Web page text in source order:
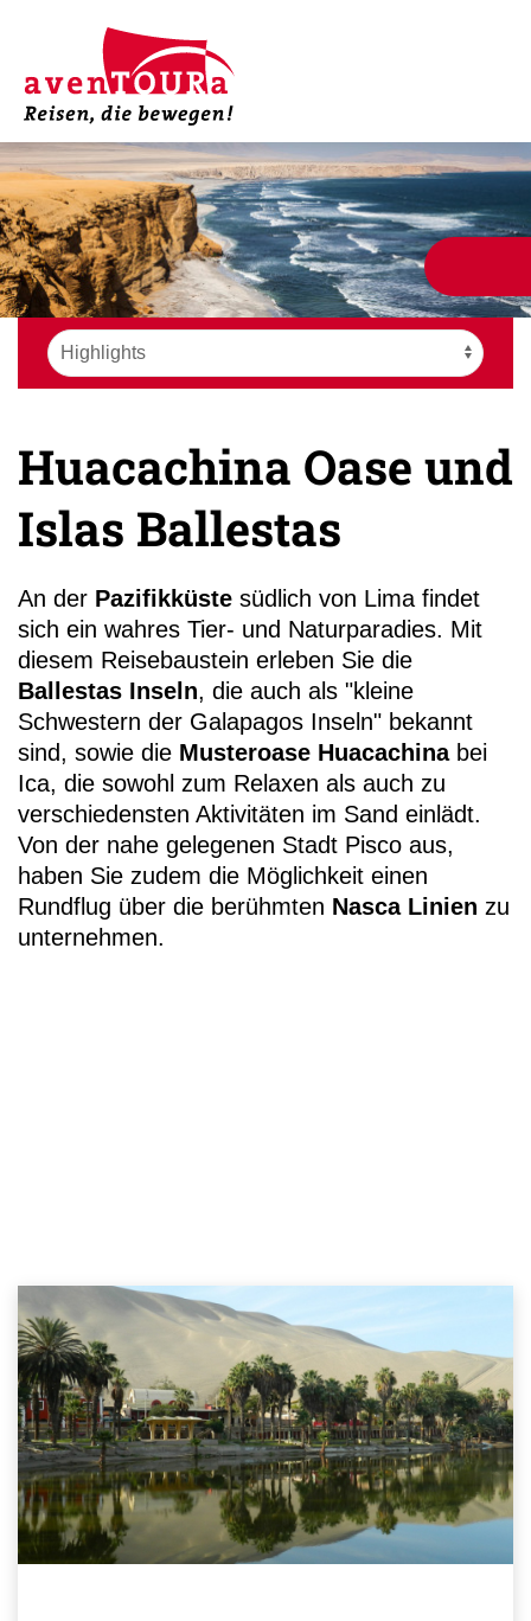
Huacachina Oase und
Islas Ballestas
An der Pazifikküste südlich von Lima findet
sich ein wahres Tier- und Naturparadies. Mit
diesem Reisebaustein erleben Sie die
Ballestas Inseln, die auch als "kleine
Schwestern der Galapagos Inseln" bekannt
sind, sowie die Musteroase Huacachinabei
Ica, die sowohl zum Relaxen als auch zu
verschiedensten Aktivitäten im Sand einlädt.
Von der nahe gelegenen Stadt Pisco aus,
haben Sie zudem die Möglichkeit einen
Rundflug über die berühmten Nasca Linien zu
unternehmen.
11